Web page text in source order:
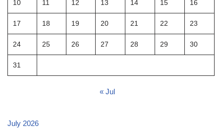
10 11 12 13 14 15 16
17 18 19 20 21 22 23
24 25 26 27 28 29 30
31
« Jul
July 2026